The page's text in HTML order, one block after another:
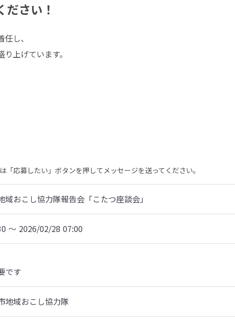
さい！
し、
上げています。
応募したい」ボタンを押してメッセージを送ってください。
域おこし協力隊報告会「こたつ座談会」
〜 2026/02/28 07:00
です
地域おこし協力隊